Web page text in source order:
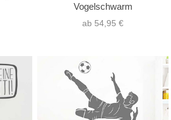
Vogelschwarm
ab 54,95 €